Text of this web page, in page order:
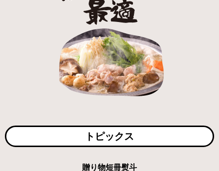
トピックス
贈り物短冊熨斗